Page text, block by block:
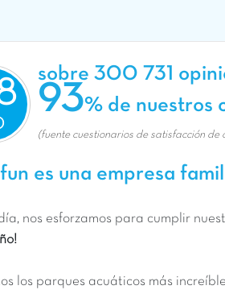
sobre 300 731
93% de nuestros
(fuente cuestionarios de satisfacción de
es una empresa
nos esforzamos para cumplir
los parques acuáticos más